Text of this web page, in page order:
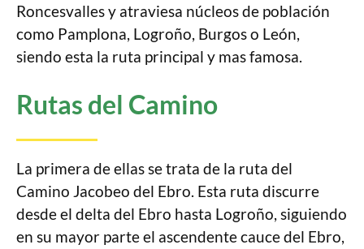
Roncesvalles y atraviesa núcleos de población
como Pamplona, Logroño, Burgos o León,
siendo esta la ruta principal y mas famosa.
Rutas del Camino
La primera de ellas se trata de la ruta del
Camino Jacobeo del Ebro. Esta ruta discurre
desde el delta del Ebro hasta Logroño, siguiendo
en su mayor parte el ascendente cauce del Ebro,